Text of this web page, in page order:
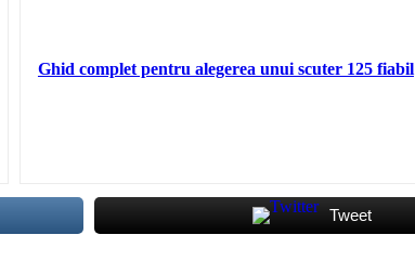
Ghid complet pentru alegerea unui scuter 125 fiabil
Tweet